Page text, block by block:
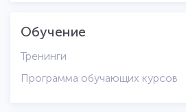
Обучение
Тренинги
Программа обучающих курсов